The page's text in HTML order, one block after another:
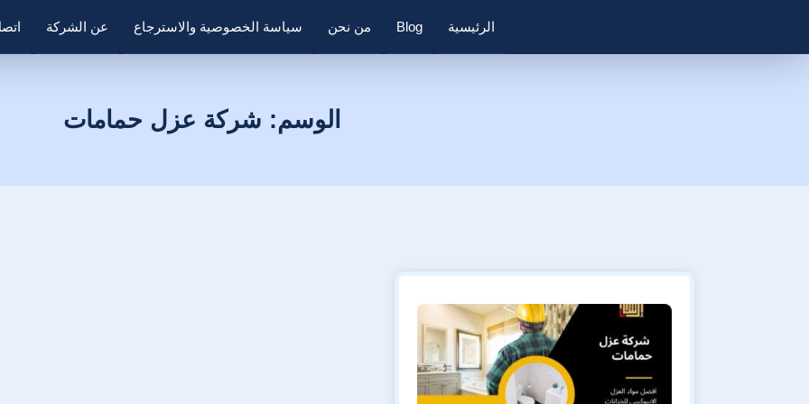
الرئيسية Blog من نحن سياسة الخصوصية والاسترجاع عن الشركة
الوسم: شركة عزل حمامات